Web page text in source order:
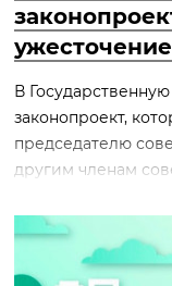
В
законопроект,
председателю
другим членам